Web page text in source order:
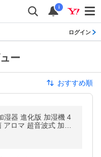
i
ログイン
ー
おすすめ順
湿器 進化版 加湿機 4
ロマ 超音波式 加熱
量 卓上 上部給水 空